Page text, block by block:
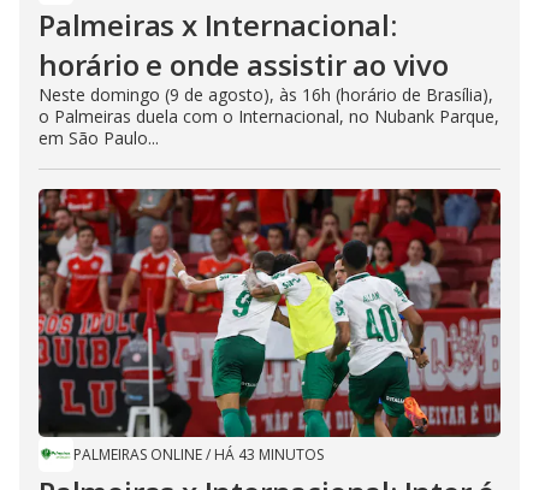
Palmeiras x Internacional:
horário e onde assistir ao vivo
Neste domingo (9 de agosto), às 16h (horário de Brasília),
o Palmeiras duela com o Internacional, no Nubank Parque,
em São Paulo...
PALMEIRAS ONLINE/ HÁ 43 MINUTOS